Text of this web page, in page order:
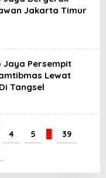
Jakarta Timur
Jaya Persempit
Lewat
Tangsel
4 5 …
39